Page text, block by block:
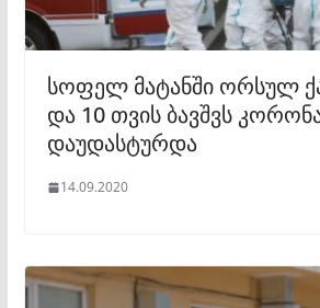
სოფელ მატანში ორსულ
და 10 თვის ბავშვს
დაუდასტურდა
14.09.2020